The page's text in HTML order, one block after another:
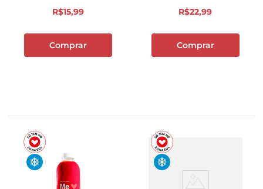
R$15,99
Comprar
R$22,99
Comprar